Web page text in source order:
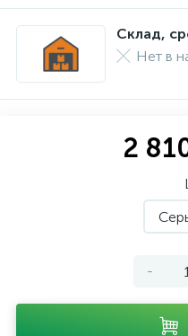
Склад,
Нет в
2
-